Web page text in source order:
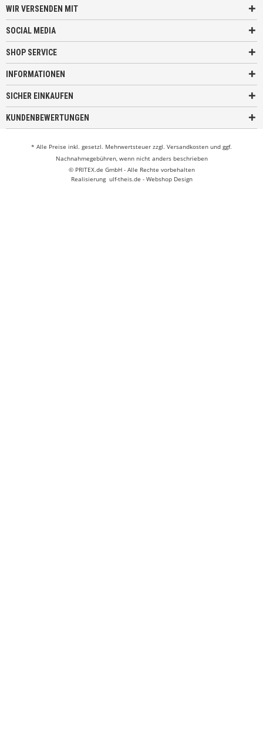
WIR VERSENDEN MIT
SOCIAL MEDIA
SHOP SERVICE
INFORMATIONEN
SICHER EINKAUFEN
KUNDENBEWERTUNGEN
* Alle Preise inkl. gesetzl. Mehrwertsteuer zzgl. Versandkosten und ggf.
Nachnahmegebühren, wenn nicht anders beschrieben
© PRITEX.de GmbH - Alle Rechte vorbehalten
Realisierung ulf-theis.de - Webshop Design